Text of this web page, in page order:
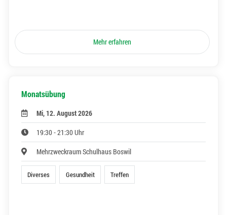
Mehr erfahren
Monatsübung
Mi, 12. August 2026
19:30 - 21:30 Uhr
Mehrzweckraum Schulhaus Boswil
Diverses Gesundheit Treffen